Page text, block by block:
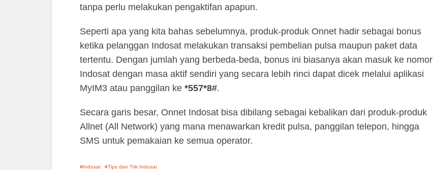
tanpa perlu melakukan pengaktifan apapun.
Seperti apa yang kita bahas sebelumnya, produk-produk Onnet hadir sebagai bonus
ketika pelanggan Indosat melakukan transaksi pembelian pulsa maupun paket data
tertentu. Dengan jumlah yang berbeda-beda, bonus ini biasanya akan masuk ke nomor
Indosat dengan masa aktif sendiri yang secara lebih rinci dapat dicek melalui aplikasi
MyIM3 atau panggilan ke *557*8#.
Secara garis besar, Onnet Indosat bisa dibilang sebagai kebalikan dari produk-produk
Allnet (All Network) yang mana menawarkan kredit pulsa, panggilan telepon, hingga
SMS untuk pemakaian ke semua operator.
Indosat Tips dan Trik Indosat